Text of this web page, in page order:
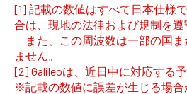
[1] 記載の数値はすべて日本仕様
合は、現地の法律および規制を遵
また、この周波数は一部の国ま
ません。
[2] Galileoは、近日中に対応する予
※記載の数値に誤差が生じる場合